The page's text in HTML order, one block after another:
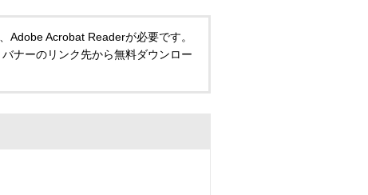
Adobe Acrobat Readerが必要です。
ナーのリンク先から無料ダウンロー